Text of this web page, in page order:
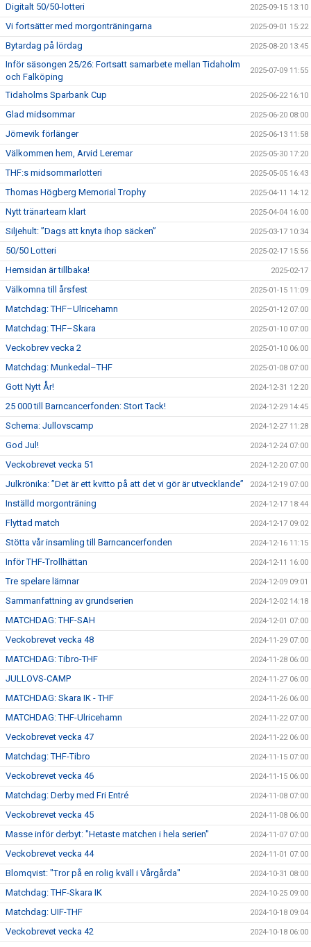
Digitalt 50/50-lotteri 2025-09-15 13:10
Vi fortsätter med morgonträningarna 2025-09-01 15:22
Bytardag på lördag 2025-08-20 13:45
Inför säsongen 25/26: Fortsatt samarbete mellan Tidaholm
och Falköping
2025-07-09 11:55
Tidaholms Sparbank Cup 2025-06-22 16:10
Glad midsommar 2025-06-20 08:00
Jörnevik förlänger 2025-06-13 11:58
Välkommen hem, Arvid Leremar 2025-05-30 17:20
THF:s midsommarlotteri 2025-05-05 16:43
Thomas Högberg Memorial Trophy 2025-04-11 14:12
Nytt tränarteam klart 2025-04-04 16:00
Siljehult: ”Dags att knyta ihop säcken” 2025-03-17 10:34
50/50 Lotteri 2025-02-17 15:56
Hemsidan är tillbaka! 2025-02-17
Välkomna till årsfest 2025-01-15 11:09
Matchdag: THF–Ulricehamn 2025-01-12 07:00
Matchdag: THF–Skara 2025-01-10 07:00
Veckobrev vecka 2 2025-01-10 06:00
Matchdag: Munkedal–THF 2025-01-08 07:00
Gott Nytt År! 2024-12-31 12:20
25 000 till Barncancerfonden: Stort Tack! 2024-12-29 14:45
Schema: Jullovscamp 2024-12-27 11:28
God Jul! 2024-12-24 07:00
Veckobrevet vecka 51 2024-12-20 07:00
Julkrönika: ”Det är ett kvitto på att det vi gör är utvecklande” 2024-12-19 07:00
Inställd morgonträning 2024-12-17 18:44
Flyttad match 2024-12-17 09:02
Stötta vår insamling till Barncancerfonden 2024-12-16 11:15
Inför THF-Trollhättan 2024-12-11 16:00
Tre spelare lämnar 2024-12-09 09:01
Sammanfattning av grundserien 2024-12-02 14:18
MATCHDAG: THF-SAH 2024-12-01 07:00
Veckobrevet vecka 48 2024-11-29 07:00
MATCHDAG: Tibro-THF 2024-11-28 06:00
JULLOVS-CAMP 2024-11-27 06:00
MATCHDAG: Skara IK - THF 2024-11-26 06:00
MATCHDAG: THF-Ulricehamn 2024-11-22 07:00
Veckobrevet vecka 47 2024-11-22 06:00
Matchdag: THF-Tibro 2024-11-15 07:00
Veckobrevet vecka 46 2024-11-15 06:00
Matchdag: Derby med Fri Entré 2024-11-08 07:00
Veckobrevet vecka 45 2024-11-08 06:00
Masse inför derbyt: "Hetaste matchen i hela serien" 2024-11-07 07:00
Veckobrevet vecka 44 2024-11-01 07:00
Blomqvist: "Tror på en rolig kväll i Vårgårda" 2024-10-31 08:00
Matchdag: THF-Skara IK 2024-10-25 09:00
Matchdag: UIF-THF 2024-10-18 09:04
Veckobrevet vecka 42 2024-10-18 06:00